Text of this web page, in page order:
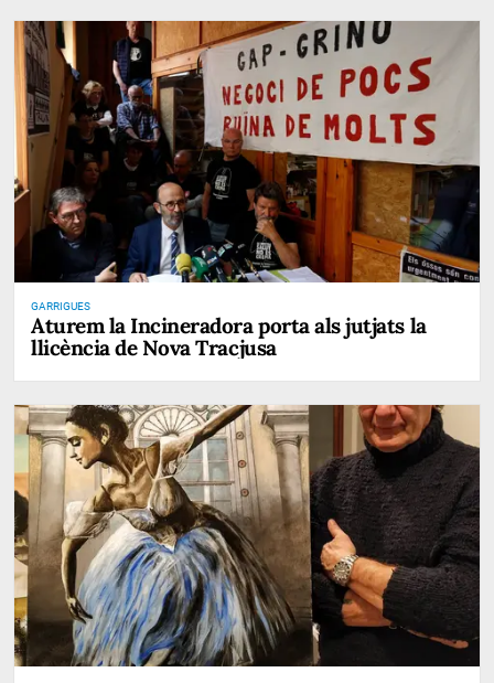
GARRIGUES
Aturem la Incineradora porta als jutjats la
llicència de Nova Tracjusa